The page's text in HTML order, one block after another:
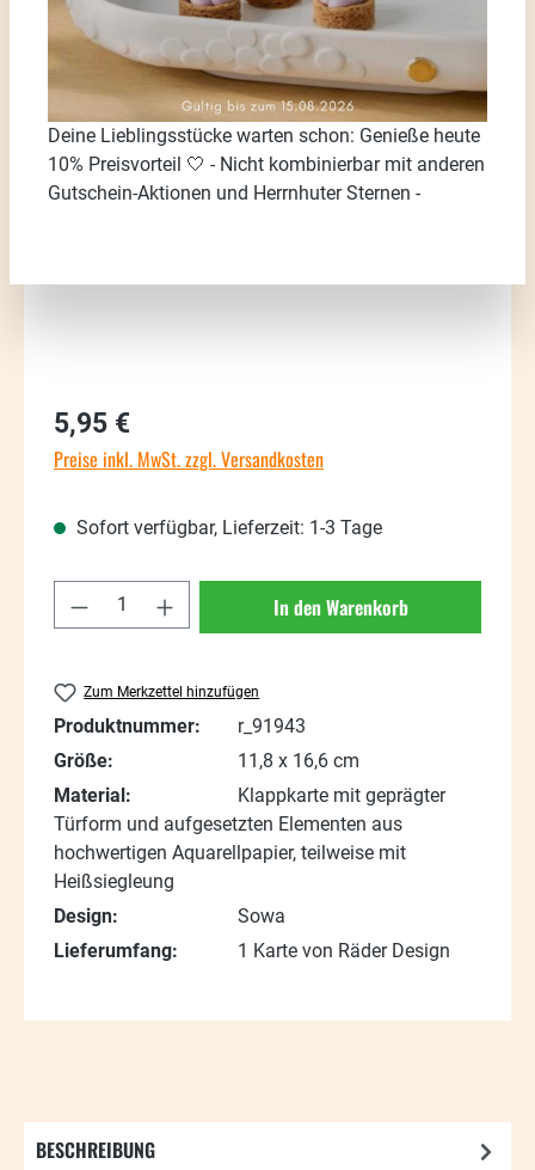
Bildergalerie überspringen
Regulärer Preis:
5,95 €
Preise inkl. MwSt. zzgl. Versandkosten
Sofort verfügbar, Lieferzeit: 1-3 Tage
Produkt Anzahl: Gib den gewünschten
In den Warenkorb
Zum Merkzettel hinzufügen
Produktnummer:
r_91943
Größe:
11,8 x 16,6 cm
Material:
Klappkarte mit geprägter
Türform und aufgesetzten Elementen aus
hochwertigen Aquarellpapier, teilweise mit
Heißsiegleung
Design:
Sowa
Lieferumfang:
1 Karte von Räder Design
BESCHREIBUNG
Deine Lieblingsstücke warten schon: Genieße heute
10% Preisvorteil 🤍 - Nicht kombinierbar mit anderen
Gutschein-Aktionen und Herrnhuter Sternen -